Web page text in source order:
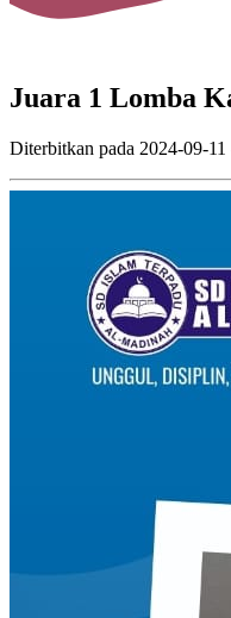
Juara 1 Lomba
Diterbitkan pada 2024-09-11